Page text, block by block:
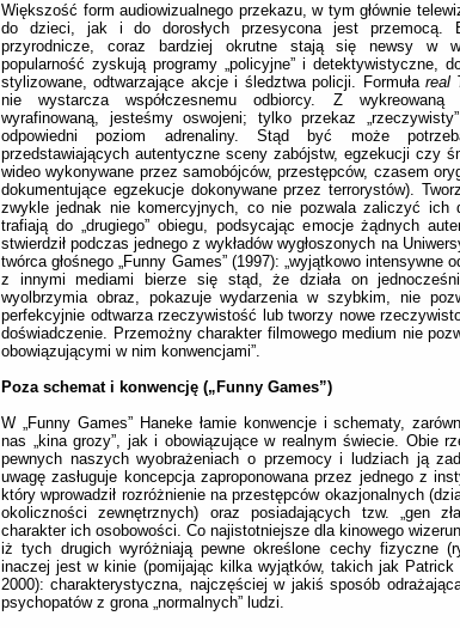
Większość form audiowizualnego przekazu, w tym głównie
do dzieci, jak i do dorosłych przesycona jest przemocą.
przyrodnicze, coraz bardziej okrutne stają się newsy w
popularność zyskują programy „policyjne” i detektywistyczne,
stylizowane, odtwarzające akcje i śledztwa policji. Formuła real
nie wystarcza współczesnemu odbiorcy. Z wykreowaną
wyrafinowaną, jesteśmy oswojeni; tylko przekaz
odpowiedni poziom adrenaliny. Stąd być może
przedstawiających autentyczne sceny zabójstw, egzekucji czy
wideo wykonywane przez samobójców, przestępców, czasem
dokumentujące egzekucje dokonywane przez terrorystów).
zwykle jednak nie komercyjnych, co nie pozwala zaliczyć ich
trafiają do „drugiego” obiegu, podsycając emocje żądnych
stwierdził podczas jednego z wykładów wygłoszonych na
twórca głośnego „Funny Games” (1997): „wyjątkowo intensywne
z innymi mediami bierze się stąd, że działa on
wyolbrzymia obraz, pokazuje wydarzenia w szybkim, nie
perfekcyjnie odtwarza rzeczywistość lub tworzy nowe
doświadczenie. Przemożny charakter filmowego medium nie
obowiązującymi w nim konwencjami”.
Poza schemat i konwencję („Funny Games”)
W „Funny Games” Haneke łamie konwencje i schematy,
nas „kina grozy”, jak i obowiązujące w realnym świecie. Obie
pewnych naszych wyobrażeniach o przemocy i ludziach ją
uwagę zasługuje koncepcja zaproponowana przez jednego z
który wprowadził rozróżnienie na przestępców okazjonalnych
okoliczności zewnętrznych) oraz posiadających tzw. „gen
charakter ich osobowości. Co najistotniejsze dla kinowego
iż tych drugich wyróżniają pewne określone cechy fizyczne
inaczej jest w kinie (pomijając kilka wyjątków, takich jak Patrick
2000): charakterystyczna, najczęściej w jakiś sposób
psychopatów z grona „normalnych” ludzi.